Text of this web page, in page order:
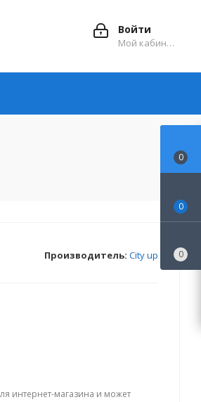
Войти
Мой кабинет
Производитель: City up
интернет-магазина и может
0
0
0